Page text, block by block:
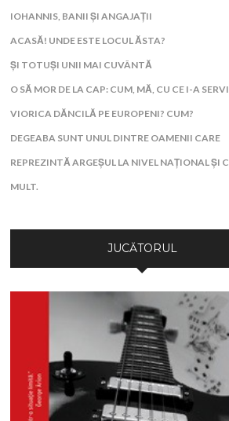
IOHANNIS, BANII ȘI ANGAJAȚII
ACASĂ! UNDE ESTE LOCUL ĂSTA?
ȘI TOTUȘI UNII MAI CUVÂNTĂ
O SĂ MOR DE LA CAP: CUM, MĂ, CU CE I-A
VIORICA DĂNCILĂ PE EUROPENI? CUM?
DEGEABA SUNT UNUL DINTRE OAMENII CARE
REPREZINTĂ ARGEȘUL LA NIVEL NAȚIONAL ȘI
MULT.
JUCĂTORUL